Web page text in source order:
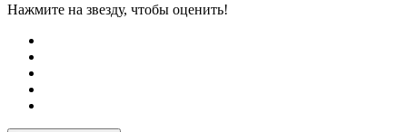
Нажмите на звезду, чтобы оценить!